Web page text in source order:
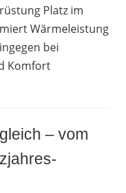
Platz im
Wärmeleistung
bei
Komfort
– vom